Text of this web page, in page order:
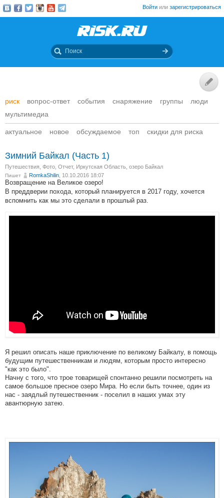
Войти или зарегистрироваться
риск вопрос-ответ события снаряжение группы
люди
мультимедиа
актуальное новое обсуждаемое топ скидки для риска
Зимний Байкал (Часть 1)
Путешествия Фото Отчет, Иркутская Область, озеро Байкал
Пишет RomkaShilin , 10.10.2016 18:07
Возвращение на Великое озеро!
В преддверии похода, который планируется в 2017 году, хочется
вспомнить как мы это сделали в прошлый раз.
Я решил описать наше приключение по великому Байкалу, в помощь
будущим путешественникам и людям, которым просто интересно
"как это было".
Начну с того, что трое товарищей спонтанно решили посмотреть на
самое большое пресное озеро Мира. Но если быть точнее, один из
нас - заядлый путешественник - поселил в наших умах эту
авантюрную затею.